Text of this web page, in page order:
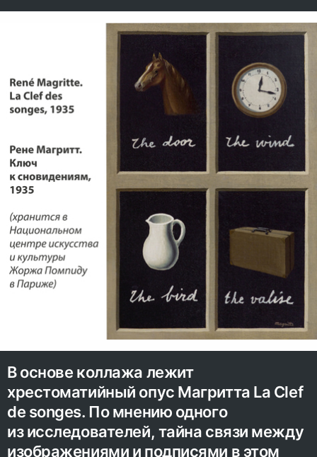
В основе коллажа лежит
хрестоматийный опус Магритта La Clef
de songes. По мнению одного
из исследователей, тайна связи между
изображениями и подписями в этом